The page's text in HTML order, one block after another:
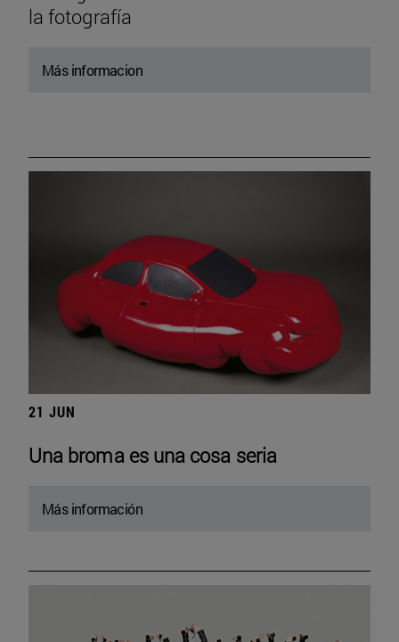
la fotografía
Más informacion
21 JUN
Una broma es una cosa seria
Más información